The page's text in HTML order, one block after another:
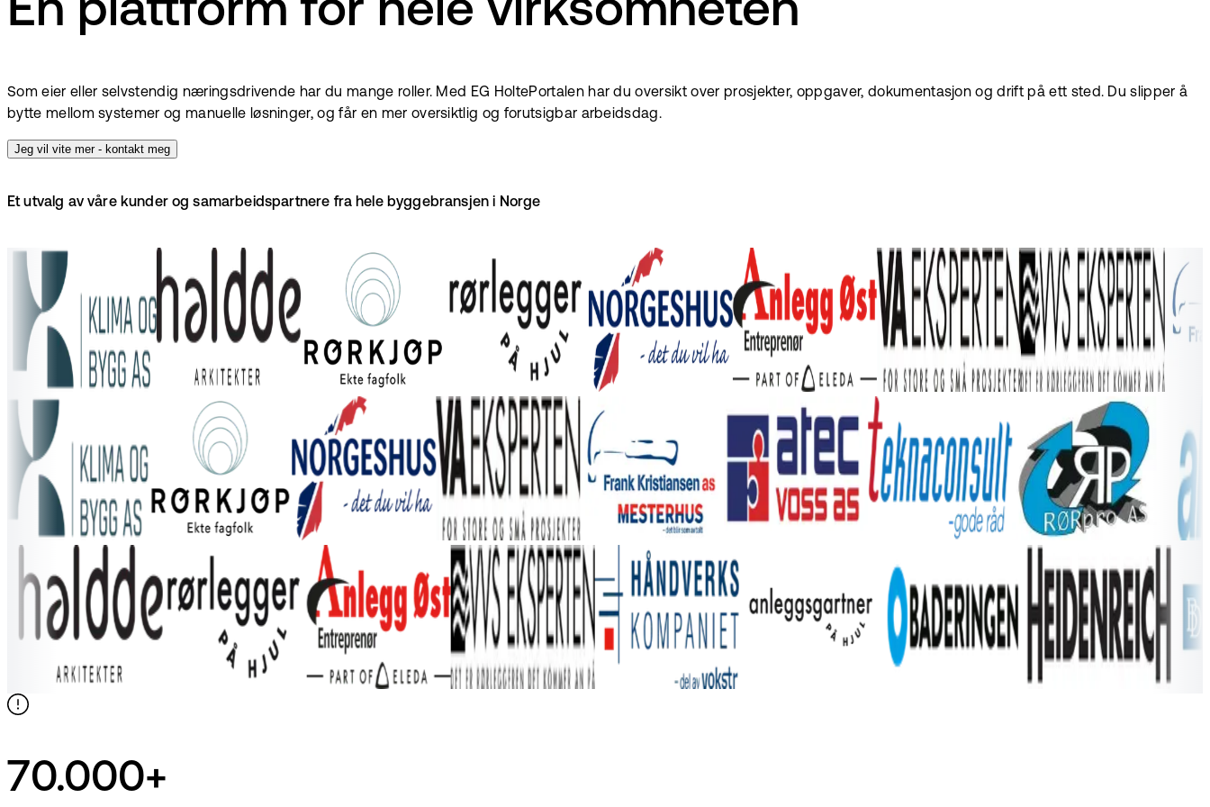
Én plattform for hele virksomheten
Som eier eller selvstendig næringsdrivende har du mange roller. Med EG HoltePortalen har du oversikt over prosjekter, oppgaver, dokumentasjon og drift på ett sted. Du slipper å
bytte mellom systemer og manuelle løsninger, og får en mer oversiktlig og forutsigbar arbeidsdag.
Jeg vil vite mer - kontakt meg
Et utvalg av våre kunder og samarbeidspartnere fra hele byggebransjen i Norge
70.000+